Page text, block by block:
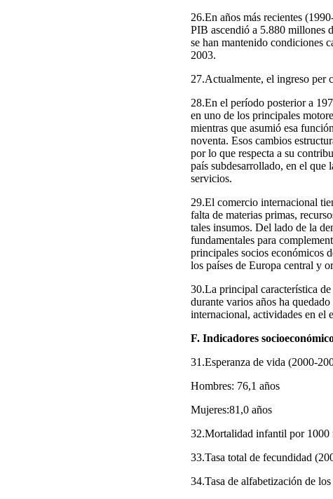
26.En años más recientes
PIB ascendió a 5.880 millones
se han mantenido condiciones
2003.
27.Actualmente, el ingreso per
28.En el período posterior a
en uno de los principales
mientras que asumió esa
noventa. Esos cambios
por lo que respecta a su
país subdesarrollado, en el que
servicios.
29.El comercio internacional
falta de materias primas,
tales insumos. Del lado de la
fundamentales para
principales socios económicos
los países de Europa central y
30.La principal característica
durante varios años ha
internacional, actividades en el
F. Indicadores
31.Esperanza de vida (2000-
Hombres: 76,1 años
Mujeres:81,0 años
32.Mortalidad infantil por 1000
33.Tasa total de fecundidad
34.Tasa de alfabetización de